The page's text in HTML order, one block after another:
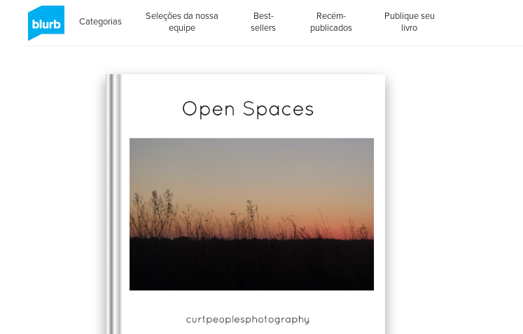
Categorias
Seleções da nossa
equipe
Best-
sellers
Recém-
publicados
Publique seu
livro